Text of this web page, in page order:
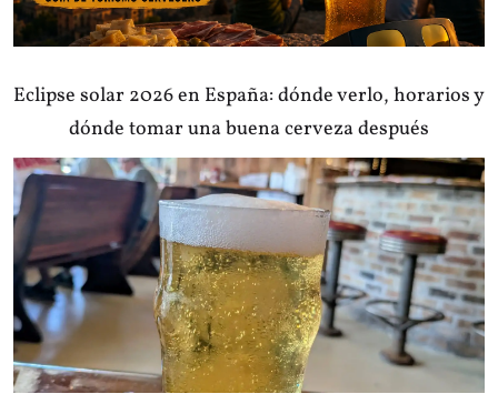
Eclipse solar 2026 en España: dónde verlo, horarios y
dónde tomar una buena cerveza después